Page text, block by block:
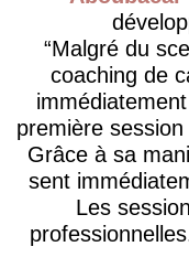
Malgré du
coaching de
première
Grâce à sa
sent
Les